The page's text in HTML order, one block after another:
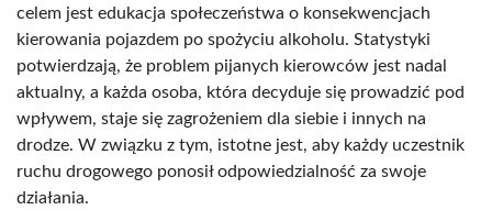
celem jest edukacja społeczeństwa o konsekwencjach
kierowania pojazdem po spożyciu alkoholu. Statystyki
potwierdzają, że problem pijanych kierowców jest nadal
aktualny, a każda osoba, która decyduje się prowadzić pod
wpływem, staje się zagrożeniem dla siebie i innych na
drodze. W związku z tym, istotne jest, aby każdy uczestnik
ruchu drogowego ponosił odpowiedzialność za swoje
działania.